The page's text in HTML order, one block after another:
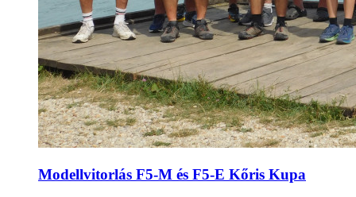
Modellvitorlás F5-M és F5-E Kőris Kupa